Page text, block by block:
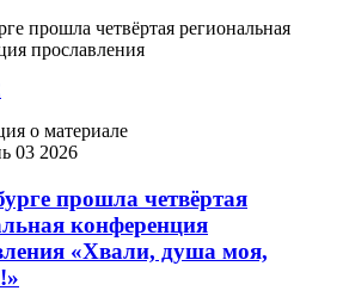
прошла четвёртая региональная
прославления
о материале
03 2026
прошла четвёртая
конференция
«Хвали, душа моя,